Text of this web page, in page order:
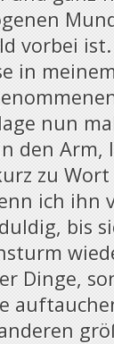
vorbei
in
nun
den
zu
ich ihn
bis
Dinge,